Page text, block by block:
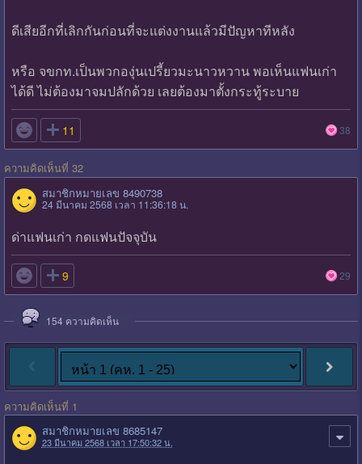
ดีเสียอีกที่เลิกกันก่อนที่จะแต่งงานแล้วมีปัญหาทีหลัง
หรือ จขกท.เป็นพวกองุ่นเปรี้ยวมะนาวหวาน พอเห็นแฟนเก่า
ได้ดี ไม่ต้องมาจมปลักด้วย เลยต้องมาตั้งกระทู้ระบาย
 11 38
ความคิดเห็นที่ 32
สมาชิกหมายเลข 8490738
24 มีนาคม 2568 เวลา 11:36:18 น.
ด่าแฟนเก่า กดแฟนปัจจุบัน
 9 29
154 ความคิดเห็น
ความคิดเห็นที่ 1
สมาชิกหมายเลข 8685147
23 มีนาคม 2568 เวลา 17:50:32 น.